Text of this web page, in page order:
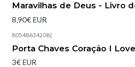
Maravilhas de Deus - Livro
8,90€ EUR
80548634208|
Porta Chaves Coração I
3€ EUR